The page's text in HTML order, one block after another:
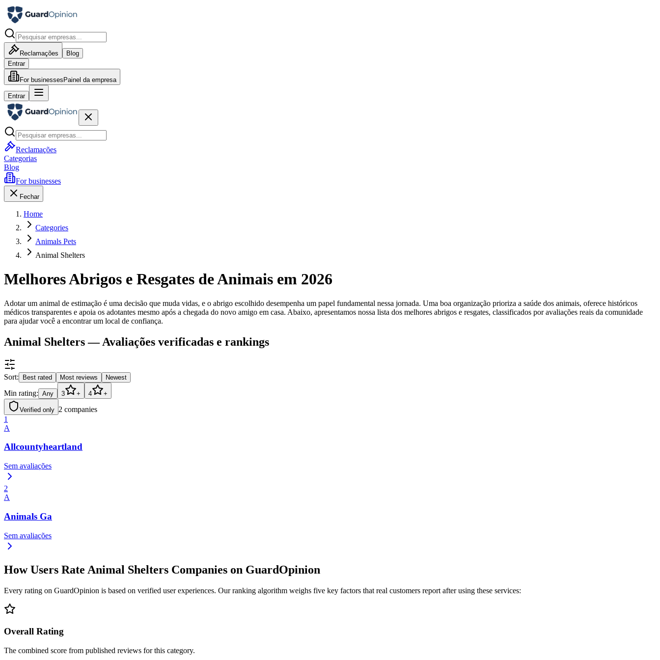
Reclamações
Blog
Entrar
For businesses Painel da empresa
Entrar
Reclamações
Categorias
Blog
For businesses
Fechar
Home
Categories
Animals Pets
Animal Shelters
Melhores Abrigos e Resgates de Animais em 2026
Adotar um animal de estimação é uma decisão que muda vidas, e o abrigo escolhido desempenha um papel fundamental nessa jornada. Uma boa organização prioriza a saúde dos animais, oferece históricos
médicos transparentes e apoia os adotantes mesmo após a chegada do novo amigo em casa. Abaixo, apresentamos nossa lista dos melhores abrigos e resgates, classificados por avaliações reais da comunidade
para ajudar você a encontrar um local de confiança.
Animal Shelters — Avaliações verificadas e rankings
Sort: Best rated Most reviews Newest
Min rating: Any 3 + 4 +
Verified only 2 companies
1
A
Allcountyheartland
Sem avaliações
2
A
Animals Ga
Sem avaliações
How Users Rate Animal Shelters Companies on GuardOpinion
Every rating on GuardOpinion is based on verified user experiences. Our ranking algorithm weighs five key factors that real customers report after using these services:
Overall Rating
The combined score from published reviews for this category.